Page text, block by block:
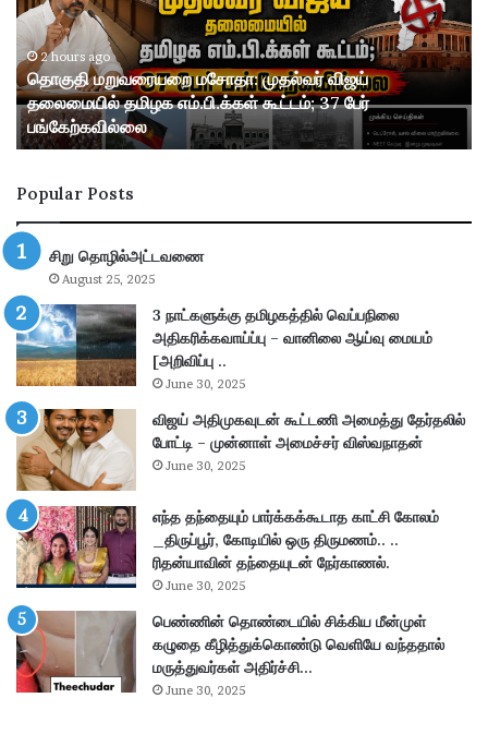
று
வ
ரை
ய
றை
ம
சோ
:
மு
த
ல்
ர்
வி
ஜ
ய்
த
லை
மை
யி
ல்
த
மி
ழ
க
எ
ம்
.
பி
2 hours ago
தொகுதி மறுவரையறை மசோதா: முதல்வர் விஜய்
தலைமையில் தமிழக எம்.பி.க்கள் கூட்டம்; 37 பேர்
பங்கேற்கவில்லை
Popular Posts
சிறு தொழில்அட்டவணை
August 25, 2025
3 நாட்களுக்கு தமிழகத்தில் வெப்பநிலை
அதிகரிக்கவாய்ப்பு – வானிலை ஆய்வு மையம்
[அறிவிப்பு ..
June 30, 2025
விஜய் அதிமுகவுடன் கூட்டணி அமைத்து தேர்தலில்
போட்டி – முன்னாள் அமைச்சர் விஸ்வநாதன்
June 30, 2025
எந்த தந்தையும் பார்க்கக்கூடாத காட்சி கோலம்
_திருப்பூர், கோடியில் ஒரு திருமணம்.. ..
ரிதன்யாவின் தந்தையுடன் நேர்காணல்.
June 30, 2025
பெண்ணின் தொண்டையில் சிக்கிய மீன்முள்
கழுதை கீழித்துக்கொண்டு வெளியே வந்ததால்
மருத்துவர்கள் அதிர்ச்சி…
June 30, 2025